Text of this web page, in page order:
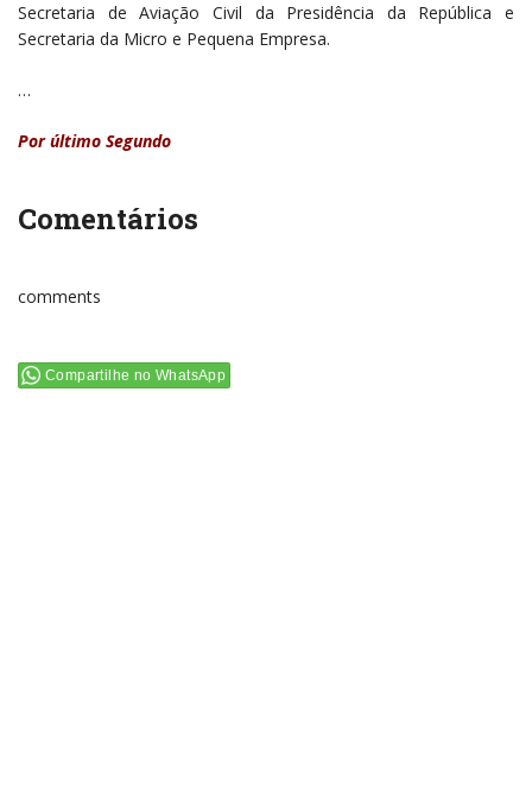
Secretaria de Aviação Civil da Presidência da República e
Secretaria da Micro e Pequena Empresa.
…
Por último Segundo
Comentários
comments
Compartilhe no WhatsApp